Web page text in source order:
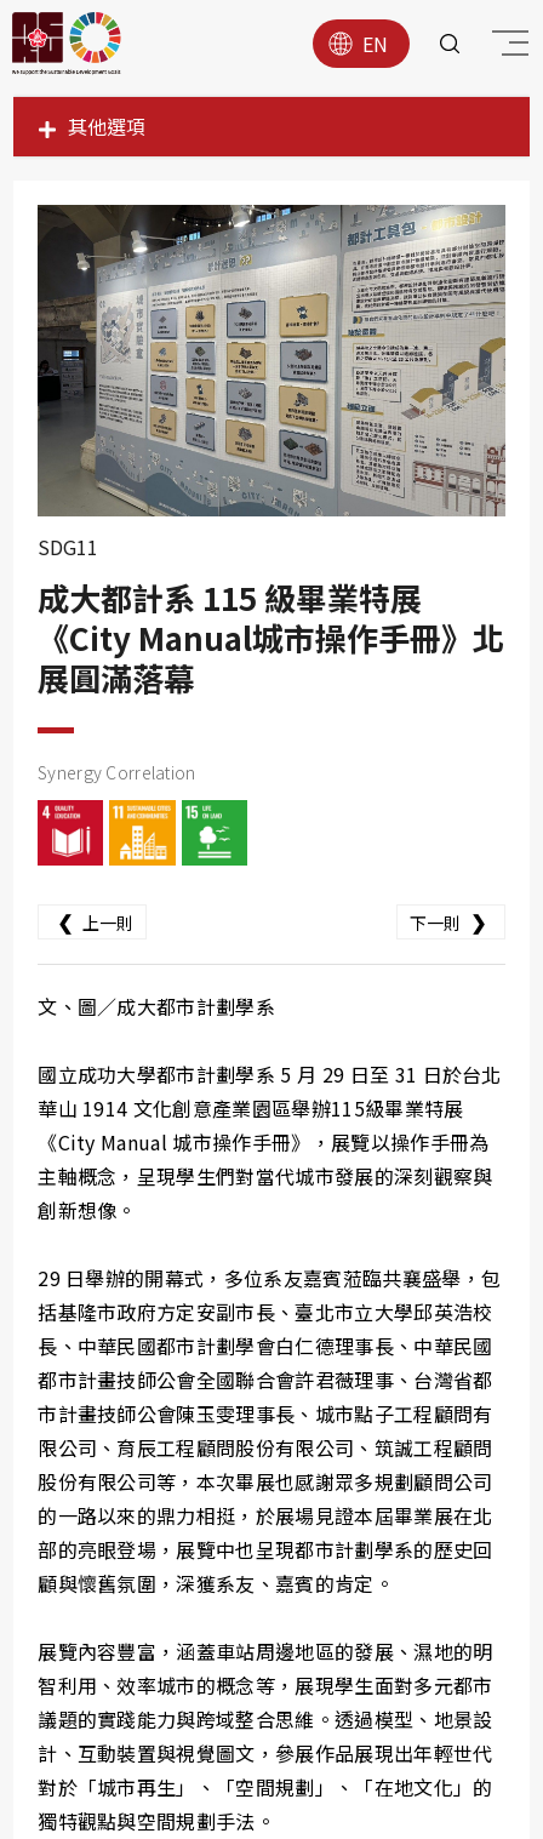
EN
其他選項
SDG1
SDG3
SDG4
SDG5
SDG6
SDG7
SDG8
SDG9
SDG11
SDG12
SDG11
成大都計系 115 級畢業特展
《City Manual城市操作手冊》北
展圓滿落幕
Synergy Correlation
❮ 上一則 下一則 ❯
文、圖／成大都市計劃學系
國立成功大學都市計劃學系 5 月 29 日至 31 日於台北
華山 1914 文化創意產業園區舉辦115級畢業特展
《City Manual 城市操作手冊》，展覽以操作手冊為
主軸概念，呈現學生們對當代城市發展的深刻觀察與
創新想像。
29 日舉辦的開幕式，多位系友嘉賓蒞臨共襄盛舉，包
括基隆市政府方定安副市長、臺北市立大學邱英浩校
長、中華民國都市計劃學會白仁德理事長、中華民國
都市計畫技師公會全國聯合會許君薇理事、台灣省都
市計畫技師公會陳玉雯理事長、城市點子工程顧問有
限公司、育辰工程顧問股份有限公司、筑誠工程顧問
股份有限公司等，本次畢展也感謝眾多規劃顧問公司
的一路以來的鼎力相挺，於展場見證本屆畢業展在北
部的亮眼登場，展覽中也呈現都市計劃學系的歷史回
顧與懷舊氛圍，深獲系友、嘉賓的肯定。
展覽內容豐富，涵蓋車站周邊地區的發展、濕地的明
智利用、效率城市的概念等，展現學生面對多元都市
議題的實踐能力與跨域整合思維。透過模型、地景設
計、互動裝置與視覺圖文，參展作品展現出年輕世代
對於「城市再生」、「空間規劃」、「在地文化」的
獨特觀點與空間規劃手法。